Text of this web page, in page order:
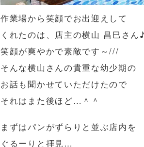
作業場から笑顔でお出迎えして
くれたのは、店主の横山 昌巳さん
笑顔が爽やかで素敵です～///
そんな横山さんの貴重な幼少期の
お話も聞かせていただけたので
それはまた後ほど…＾＾
まずはパンがずらりと並ぶ店内を
ぐるーりと拝見…